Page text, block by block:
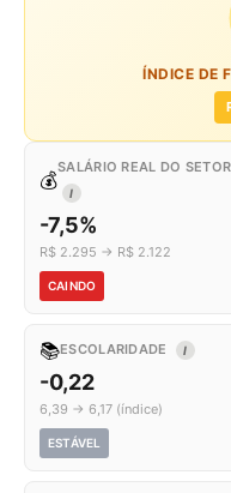
ÍNDICE DE
💰
SALÁRIO REAL DO SETOR
I
-7,5%
R$ 2.295 → R$ 2.122
CAINDO
📚ESCOLARIDADE I
-0,22
6,39 → 6,17 (índice)
ESTÁVEL